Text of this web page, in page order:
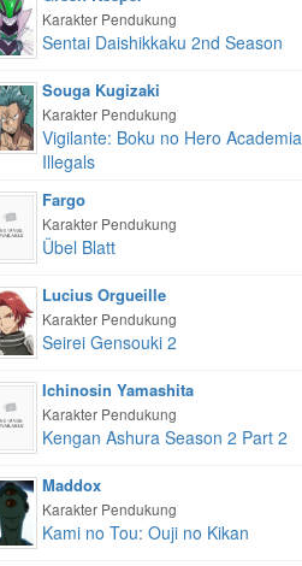
Karakter Pendukung
Sentai Daishikkaku 2nd Season
Souga Kugizaki
Karakter Pendukung
Vigilante: Boku no Hero Academia
Illegals
Fargo
Karakter Pendukung
Übel Blatt
Lucius Orgueille
Karakter Pendukung
Seirei Gensouki 2
Ichinosin Yamashita
Karakter Pendukung
Kengan Ashura Season 2 Part 2
Maddox
Karakter Pendukung
Kami no Tou: Ouji no Kikan